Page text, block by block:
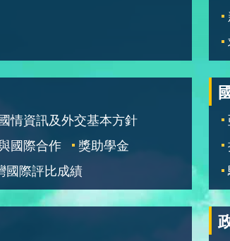
情資訊及外交基本方針
國際合作
獎助學金
國際評比成績